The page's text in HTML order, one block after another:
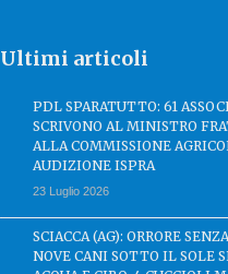
Ultimi articoli
PDL SPARATUTTO: 61
SCRIVONO AL MINISTRO
ALLA COMMISSIONE
AUDIZIONE ISPRA
23 Luglio 2026
SCIACCA (AG): ORRORE
NOVE CANI SOTTO IL SOLE